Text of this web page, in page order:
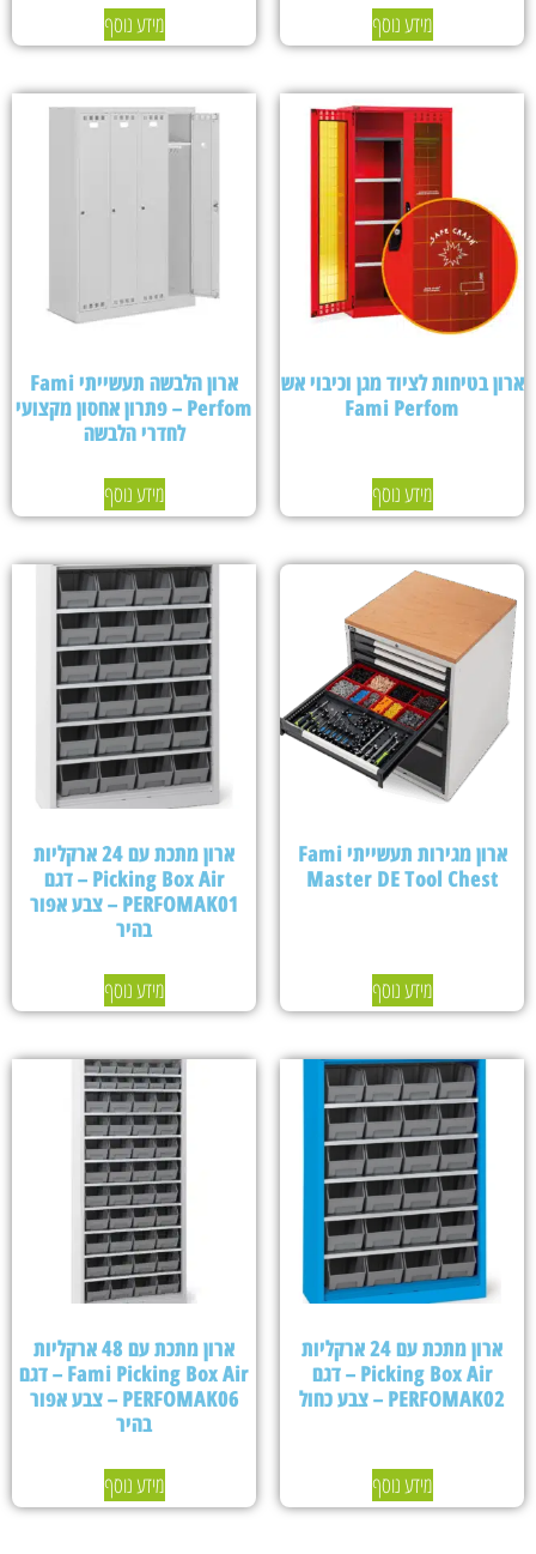
מידע נוסף מידע נוסף
ארון בטיחות לציוד מגן וכיבוי אש
Fami Perfom
מידע נוסף
ארון הלבשה תעשייתי Fami
Perfom – פתרון אחסון מקצועי
לחדרי הלבשה
מידע נוסף
ארון מגירות תעשייתי Fami
Master DE Tool Chest
מידע נוסף
ארון מתכת עם 24 ארקליות
Picking Box Air – דגם
PERFOMAK01 – צבע אפור
בהיר
מידע נוסף
ארון מתכת עם 24 ארקליות
Picking Box Air – דגם
PERFOMAK02 – צבע כחול
מידע נוסף
ארון מתכת עם 48 ארקליות
Fami Picking Box Air – דגם
PERFOMAK06 – צבע אפור
בהיר
מידע נוסף